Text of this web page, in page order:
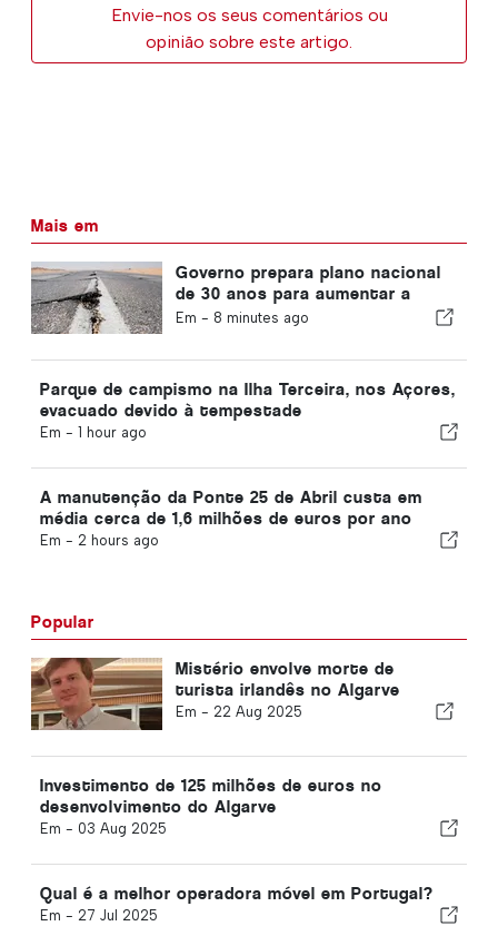
Envie-nos os seus comentários ou
opinião sobre este artigo.
Mais em
Governo prepara plano nacional
de 30 anos para aumentar a
resiliência de Portugal contra
Em - 8 minutes ago
Parque de campismo na Ilha Terceira, nos Açores,
evacuado devido à tempestade
Em - 1 hour ago
A manutenção da Ponte 25 de Abril custa em
média cerca de 1,6 milhões de euros por ano
Em - 2 hours ago
Popular
Mistério envolve morte de
turista irlandês no Algarve
Em - 22 Aug 2025
Investimento de 125 milhões de euros no
desenvolvimento do Algarve
Em - 03 Aug 2025
Qual é a melhor operadora móvel em Portugal?
Em - 27 Jul 2025